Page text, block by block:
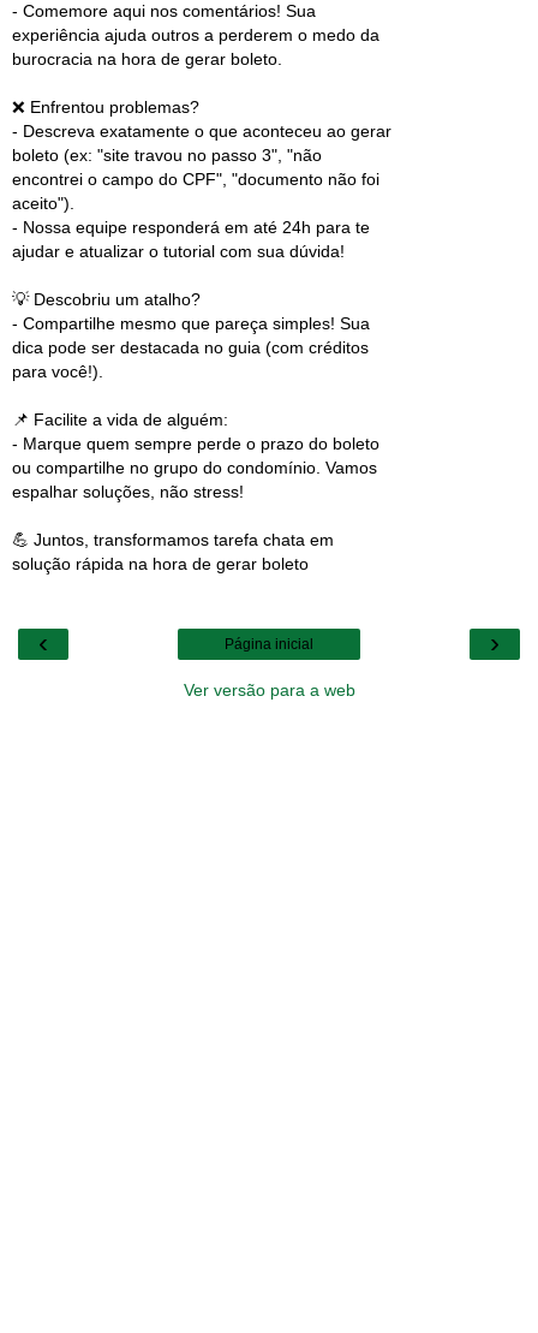
- Comemore aqui nos comentários! Sua
experiência ajuda outros a perderem o medo da
burocracia na hora de gerar boleto.
❌ Enfrentou problemas?
- Descreva exatamente o que aconteceu ao gerar
boleto (ex: "site travou no passo 3", "não
encontrei o campo do CPF", "documento não foi
aceito").
- Nossa equipe responderá em até 24h para te
ajudar e atualizar o tutorial com sua dúvida!
💡 Descobriu um atalho?
- Compartilhe mesmo que pareça simples! Sua
dica pode ser destacada no guia (com créditos
para você!).
📌 Facilite a vida de alguém:
- Marque quem sempre perde o prazo do boleto
ou compartilhe no grupo do condomínio. Vamos
espalhar soluções, não stress!
💪 Juntos, transformamos tarefa chata em
solução rápida na hora de gerar boleto
‹ ›
Página inicial
Ver versão para a web